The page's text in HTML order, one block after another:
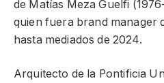
de Matías Meza Guelfi
quien fuera brand manager
hasta mediados de 2024.
Arquitecto de la Pontificia